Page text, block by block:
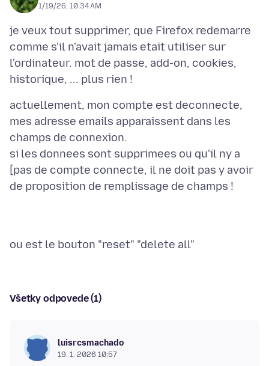
1/19/26, 10:34 AM
je veux tout supprimer, que Firefox redemarre
comme s'il n'avait jamais etait utiliser sur
l'ordinateur. mot de passe, add-on, cookies,
actuellement, mon compte est deconnecte,
mes adresse emails apparaissent dans les
champs de connexion.
si les donnees sont supprimees ou qu'il ny a
[pas de compte connecte, il ne doit pas y avoir
Všetky odpovede (1)
luisrcsmachado
19. 1. 2026 10:57